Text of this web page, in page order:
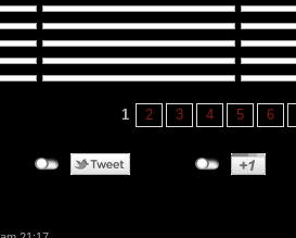
1 2 3 4 5 6